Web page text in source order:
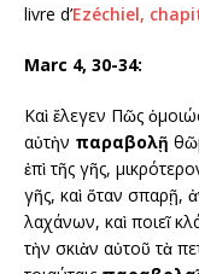
livre d’Ezéchiel,
Marc 4, 30-34:
Καὶ ἔλεγεν Πῶς
αὐτὴν παραβολῇ
ἐπὶ τῆς γῆς,
γῆς, καὶ ὅταν σπαρῇ,
λαχάνων, καὶ ποιεῖ
τὴν σκιὰν αὐτοῦ τὰ